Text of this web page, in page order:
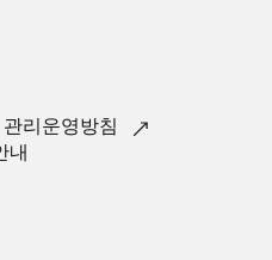
관리운영방침
내